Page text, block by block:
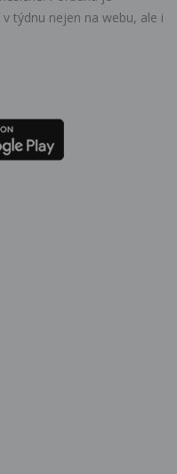
týdnu nejen na webu, ale i